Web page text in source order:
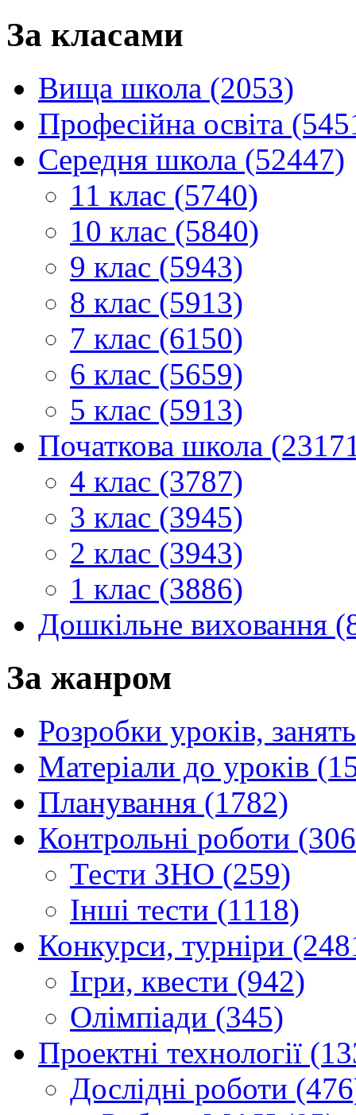
За класами
Вища школа (2053)
Професійна освіта
Середня школа (52447)
11 клас (5740)
10 клас (5840)
9 клас (5943)
8 клас (5913)
7 клас (6150)
6 клас (5659)
5 клас (5913)
Початкова школа
4 клас (3787)
3 клас (3945)
2 клас (3943)
1 клас (3886)
Дошкільне виховання
За жанром
Розробки уроків,
Матеріали до уроків
Планування (1782)
Контрольні роботи
Тести ЗНО (259)
Інші тести (1118)
Конкурси, турніри
Ігри, квести (942)
Олімпіади (345)
Проектні технології
Дослідні роботи